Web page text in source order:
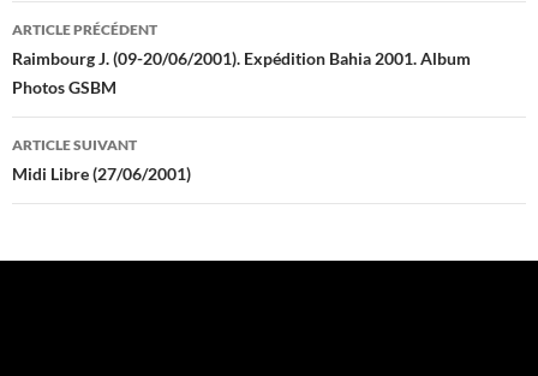
Navigation
des
articles
ARTICLE PRÉCÉDENT
Raimbourg J. (09-20/06/2001). Expédition Bahia 2001. Album
Photos GSBM
ARTICLE SUIVANT
Midi Libre (27/06/2001)